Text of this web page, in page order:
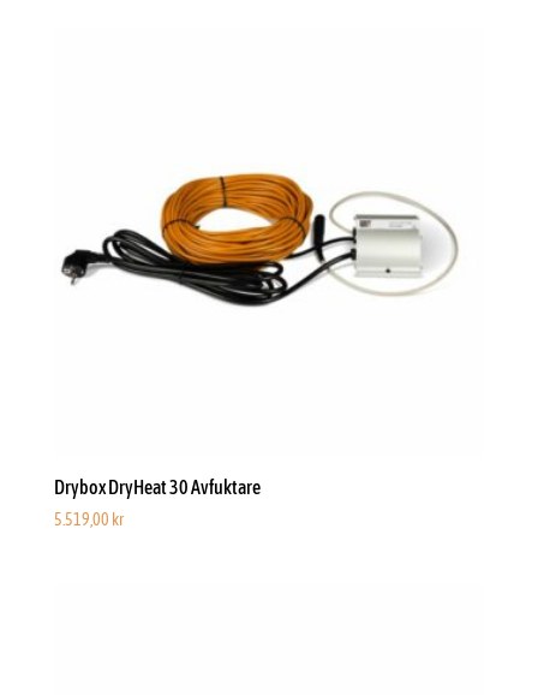
Drybox DryHeat 30 Avfuktare
5.519,00 kr